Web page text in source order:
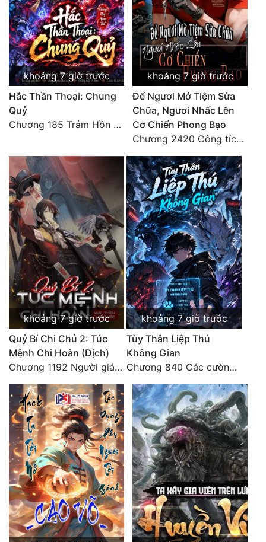
Quân Sự
Sảng Văn
Sắc
Sủng
Thanh Xuân
Tiểu Thuyết
Trinh Thám
Triều Đấu
Trùng Sinh
Trọng Sinh
Tu Chân
Tu Tiên
Tội Phạm
Vô Địch
Võ Hiệp
Võng Du
Xuyên Không
Xuyên Nhanh
Xuyên Sách
Xuyên Thư
Điền Văn
Đô Thị
khoảng 7 giờ trước
Hắc Thần Thoại: Chung
Quỷ
Chương 185 Trảm Hồn Đao Cơ Trương Ngưng Dao
khoảng 7 giờ trước
Để Ngươi Mở Tiệm Sửa
Chữa, Ngươi Nhấc Lên
Cơ Chiến Phong Bạo
Chương 2420 Công tích vĩ đại!! Cơ Tu Chi Thần?!
khoảng 7 giờ trước
Quỷ Bí Chi Chủ 2: Túc
Mệnh Chi Hoàn (Dịch)
Chương 1192 Người giám thị
khoảng 7 giờ trước
Tùy Thân Liệp Thú
Không Gian
Chương 840 Các cường giả Hằng Tinh cấp khác đâu?